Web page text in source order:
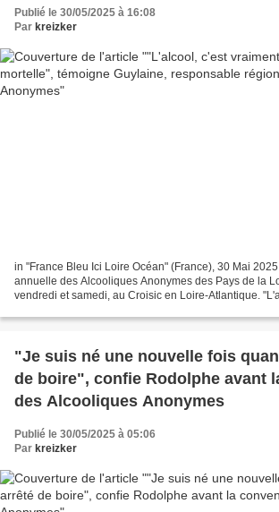
Publié le 30/05/2025 à 16:08
Par kreizker
in "France Bleu Ici Loire Océan" (France), 30 Mai
annuelle des Alcooliques Anonymes des Pays de la
vendredi et samedi, au Croisic en Loire-Atlantique.
"Je suis né une nouvelle fois
de boire", confie Rodolphe avant
des Alcooliques Anonymes
Publié le 30/05/2025 à 05:06
Par kreizker